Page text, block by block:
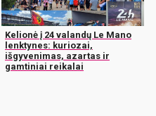
Kelionė į 24 valandų Le Mano
lenktynes: kuriozai,
išgyvenimas, azartas ir
gamtiniai reikalai